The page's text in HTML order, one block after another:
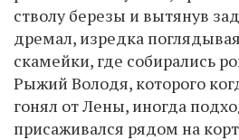
стволу березы и вытянув
дремал, изредка
скамейки, где собирались
Рыжий Володя, которого
гонял от Лены, иногда
присаживался рядом на